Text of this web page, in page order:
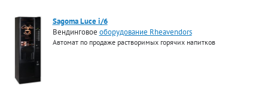
Sagoma Luce i/6
Вендинговое оборудование Rheavendors
Автомат по продаже растворимых горячих напитков